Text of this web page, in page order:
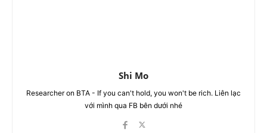
Shi Mo
Researcher on BTA - If you can't hold, you won't be rich. Liên lạc
với mình qua FB bên dưới nhé